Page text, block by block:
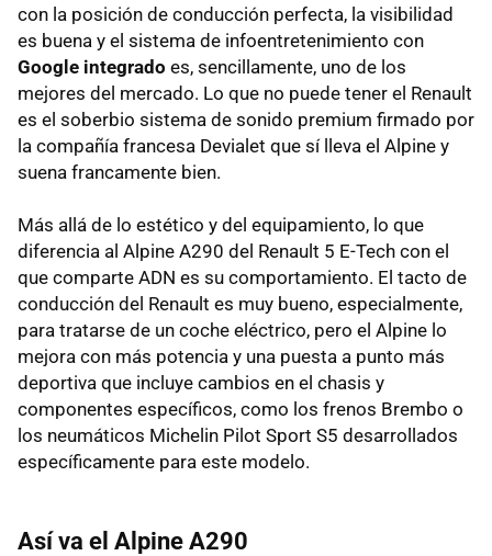
con la posición de conducción perfecta, la visibilidad
es buena y el sistema de infoentretenimiento con
Google integrado es, sencillamente, uno de los
mejores del mercado. Lo que no puede tener el Renault
es el soberbio sistema de sonido premium firmado por
la compañía francesa Devialet que sí lleva el Alpine y
suena francamente bien.
Más allá de lo estético y del equipamiento, lo que
diferencia al Alpine A290 del Renault 5 E-Tech con el
que comparte ADN es su comportamiento. El tacto de
conducción del Renault es muy bueno, especialmente,
para tratarse de un coche eléctrico, pero el Alpine lo
mejora con más potencia y una puesta a punto más
deportiva que incluye cambios en el chasis y
componentes específicos, como los frenos Brembo o
los neumáticos Michelin Pilot Sport S5 desarrollados
específicamente para este modelo.
Así va el Alpine A290